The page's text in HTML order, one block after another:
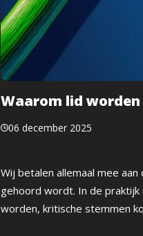
Waarom lid
06 december 2025
Wij betalen allemaal mee
gehoord wordt. In de
worden, kritische stemmen